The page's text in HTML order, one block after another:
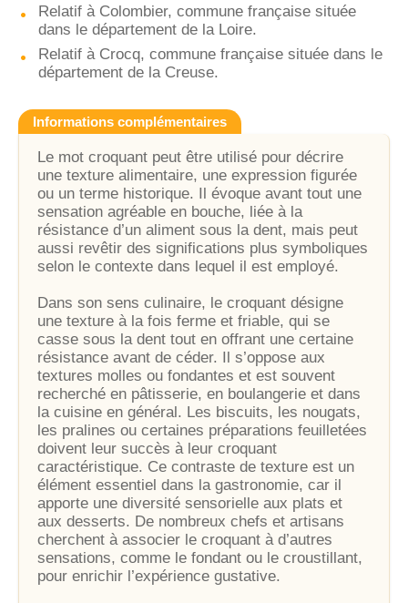
Relatif à Colombier, commune française située
dans le département de la Loire.
Relatif à Crocq, commune française située dans le
département de la Creuse.
Informations complémentaires
Le mot croquant peut être utilisé pour décrire
une texture alimentaire, une expression figurée
ou un terme historique. Il évoque avant tout une
sensation agréable en bouche, liée à la
résistance d’un aliment sous la dent, mais peut
aussi revêtir des significations plus symboliques
selon le contexte dans lequel il est employé.
Dans son sens culinaire, le croquant désigne
une texture à la fois ferme et friable, qui se
casse sous la dent tout en offrant une certaine
résistance avant de céder. Il s’oppose aux
textures molles ou fondantes et est souvent
recherché en pâtisserie, en boulangerie et dans
la cuisine en général. Les biscuits, les nougats,
les pralines ou certaines préparations feuilletées
doivent leur succès à leur croquant
caractéristique. Ce contraste de texture est un
élément essentiel dans la gastronomie, car il
apporte une diversité sensorielle aux plats et
aux desserts. De nombreux chefs et artisans
cherchent à associer le croquant à d’autres
sensations, comme le fondant ou le croustillant,
pour enrichir l’expérience gustative.